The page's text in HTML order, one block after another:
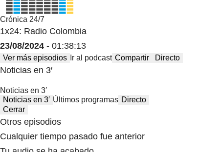
Crónica 24/7
1x24: Radio Colombia
23/08/2024 - 01:38:13
Ver más episodios Ir al podcast Compartir Directo
Noticias en 3′
Noticias en 3′
Noticias en 3′ Últimos programas Directo
Cerrar
Otros episodios
Cualquier tiempo pasado fue anterior